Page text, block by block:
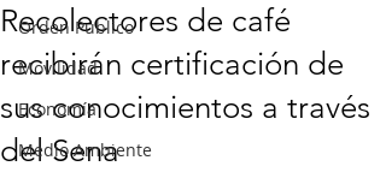
Orden Público
Movilidad
Economía
Medio Ambiente
Recolectores de café
recibirán certificación de
sus conocimientos a través
del Sena